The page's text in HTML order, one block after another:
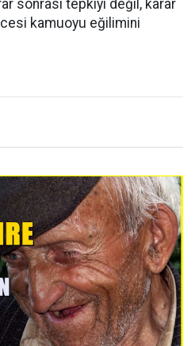
sonrası tepkiyi değil, karar
kamuoyu eğilimini